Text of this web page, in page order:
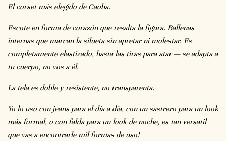
El corset más elegido de Caoba.
Escote en forma de corazón que resalta la figura. Ballenas
internas que marcan la silueta sin apretar ni molestar. Es
completamente elastizado, hasta las tiras para atar — se adapta a
tu cuerpo, no vos a él.
La tela es doble y resistente, no transparenta.
Yo lo uso con jeans para el día a día, con un sastrero para un look
más formal, o con falda para un look de noche, es tan versatil
que vas a encontrarle mil formas de uso!